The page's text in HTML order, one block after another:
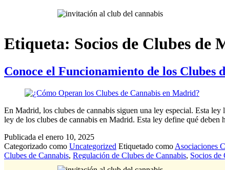
Etiqueta: Socios de Clubes
Conoce el Funcionamiento de los Clubes
En Madrid, los clubes de cannabis siguen una ley especial. Esta ley
ley de los clubes de cannabis en Madrid. Esta ley define qué deben
Publicada el enero 10, 2025
Categorizado como Uncategorized Etiquetado como Asociaciones
Clubes de Cannabis, Regulación de Clubes de Cannabis, Socios de